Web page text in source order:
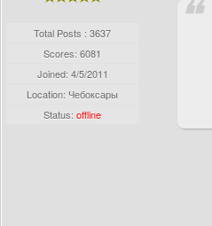
Total Posts : 3637
Scores: 6081
Joined: 4/5/2011
Location: Чебоксары
Status:offline